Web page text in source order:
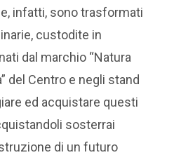
infatti, sono trasformati
custodite in
dal marchio “Natura
del Centro e negli stand
ed acquistare questi
sosterrai
di un futuro